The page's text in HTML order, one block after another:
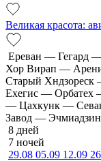
Великая красота:
Ереван — Гегард
Хор Вирап —
Старый
Ехегис — Орбатех
— Цахкунк —
Завод —
8 дней
7 ночей
29.08 05.09 12.09